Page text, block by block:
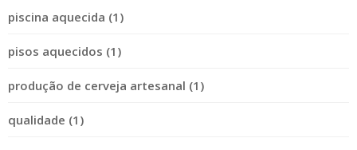
piscina aquecida (1)
pisos aquecidos (1)
produção de cerveja artesanal (1)
qualidade (1)